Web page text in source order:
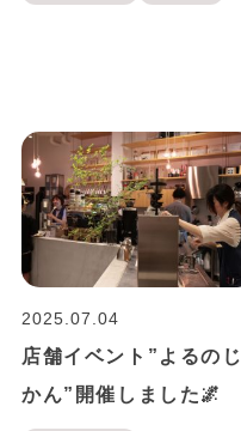
2025.07.04
店舗イベント”よるのじ
かん”開催しました🌌